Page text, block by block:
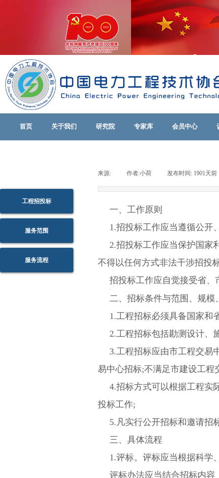
首页 关于我们 研究院 专家库 会员中心
来源: 作者:小荷 发布时间: 1901天前
一、工作原则
1.招投标工作应当遵循公开
2.招投标工作应当保护国家
不得以任何方式非法干涉招投
招投标工作应自觉接受省
二、 招标条件与范围、规模
1.工程招标必须具备国家和
2.工程招标包括勘测设计、
3.工程招标应由市工程交易
易中心招标;不满足市建设工程
4.招标方式可以根据工程实
投标工作;
5.凡实行公开招标和邀请招
三、 具体流程
1.评标。评标应当根据科学
评标办法应当结合招标内
工程招投标
服务范围
服务流程